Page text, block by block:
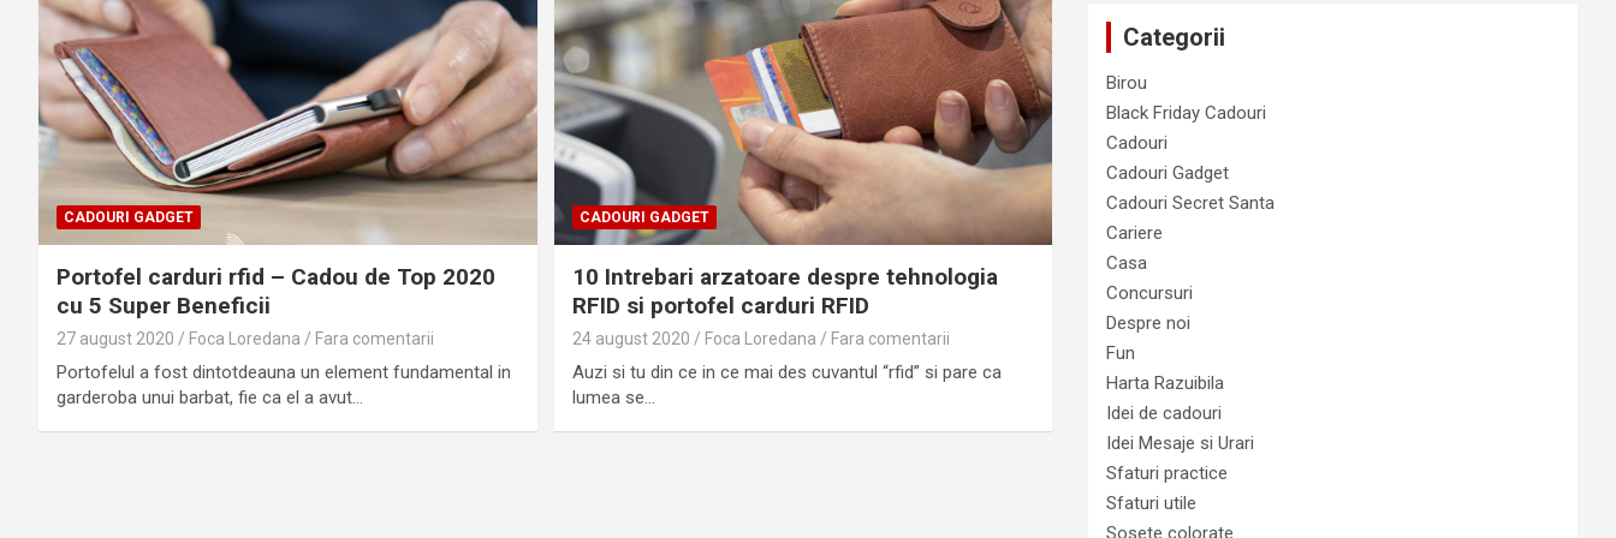
CADOURI GADGET
Portofel carduri rfid – Cadou de Top 2020
cu 5 Super Beneficii
27 august 2020 Foca Loredana Fara comentarii
Portofelul a fost dintotdeauna un element fundamental in
garderoba unui barbat, fie ca el a avut…
CADOURI GADGET
10 Intrebari arzatoare despre tehnologia
RFID si portofel carduri RFID
24 august 2020 Foca Loredana Fara comentarii
Auzi si tu din ce in ce mai des cuvantul “rfid” si pare ca
lumea se…
Categorii
Birou
Black Friday Cadouri
Cadouri
Cadouri Gadget
Cadouri Secret Santa
Cariere
Casa
Concursuri
Despre noi
Fun
Harta Razuibila
Idei de cadouri
Idei Mesaje si Urari
Sfaturi practice
Sfaturi utile
Sosete colorate